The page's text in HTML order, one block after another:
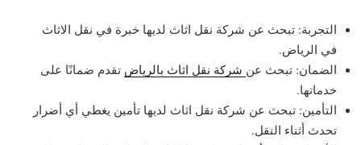
التجربة: تبحث عن شركة نقل اثاث لديها خبرة في نقل الاثاث
في الرياض.
الضمان: تبحث عن شركة نقل اثاث بالرياض تقدم ضمانًا على
خدماتها.
التأمين: تبحث عن شركة نقل اثاث لديها تأمين يغطي أي أضرار
تحدث أثناء النقل.